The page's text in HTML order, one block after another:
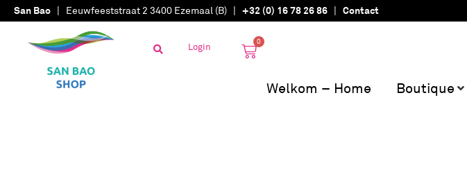
San Bao | Eeuwfeeststraat 2 3400 Ezemaal (B) | +32 (0) 16 78 26 86 | Contact
Login 0
Welkom – Home Boutique